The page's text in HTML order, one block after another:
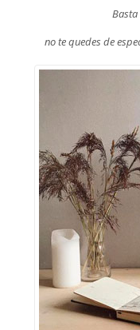
Basta
no te quedes de